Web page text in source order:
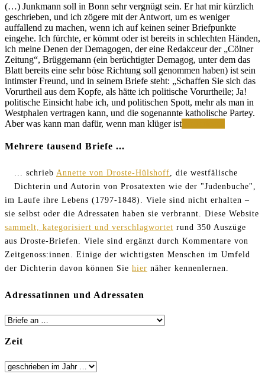
(…) Junkmann soll in Bonn sehr vergnügt sein. Er hat mir kürzlich
geschrieben, und ich zögere mit der Antwort, um es weniger
auffallend zu machen, wenn ich auf keinen seiner Briefpunkte
eingehe. Ich fürchte, er kömmt oder ist bereits in schlechten Händen,
ich meine Denen der Demagogen, der eine Redakceur der „Cölner
Zeitung“, Brüggemann (ein berüchtigter Demagog, unter dem das
Blatt bereits eine sehr böse Richtung soll genommen haben) ist sein
intimster Freund, und in seinem Briefe steht: „Schaffen Sie sich das
Vorurtheil aus dem Kopfe, als hätte ich politische Vorurtheile; Ja!
politische Einsicht habe ich, und politischen Spott, mehr als man in
Westphalen vertragen kann, und die sogenannte katholische Partey.
Aber was kann man dafür, wenn man klüger ist
zu
denen
gehören
wird,
die
ich
wünschen
muß,
so
Mehrere tausend Briefe ...
... schrieb Annette von Droste-Hülshoff , die westfälische
Dichterin und Autorin von Prosatexten wie der "Judenbuche",
im Laufe ihre Lebens (1797-1848). Viele sind nicht erhalten –
sie selbst oder die Adressaten haben sie verbrannt. Diese Website
sammelt, kategorisiert und verschlagwortet rund 350 Auszüge
aus Droste-Briefen. Viele sind ergänzt durch Kommentare von
Zeitgenoss:innen. Einige der wichtigsten Menschen im Umfeld
der Dichterin davon können Sie hier näher kennenlernen.
Adressatinnen und Adressaten
Zeit